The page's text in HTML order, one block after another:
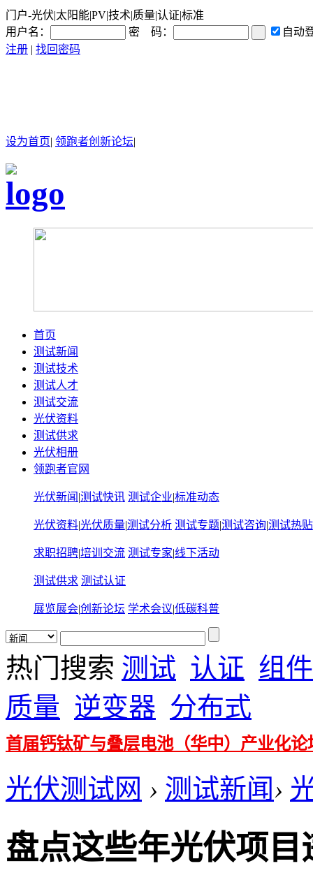
门户-光伏|太阳能|PV|技术|质量|认证|标准
用户名：
密 码：
自动
注册 | 找回密码
设为首页| 领跑者创新论坛|
首页
测试新闻
测试技术
测试人才
测试交流
光伏资料
测试供求
光伏相册
领跑者官网
光伏新闻 |测试快讯 测试企业|标准动态
光伏资料|光伏质量|测试分析 测试专题|测试咨询|测试热贴
求职招聘|培训交流 测试专家|线下活动
测试供求 测试认证
展览展会|创新论坛 学术会议|低碳科普
热门搜索 测试 认证 组件
质量 逆变器 分布式
首届钙钛矿与叠层电池（华中）产业化论
光伏测试网 › 测试新闻›
盘点这些年光伏项